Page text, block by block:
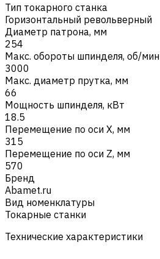
Тип токарного станка
Горизонтальный револьверный
Диаметр патрона, мм
254
Макс. обороты шпинделя, об/мин
3000
Макс. диаметр прутка, мм
66
Мощность шпинделя, кВт
18.5
Перемещение по оси X, мм
315
Перемещение по оси Z, мм
570
Бренд
Abamet.ru
Вид номенклатуры
Токарные станки
Технические характеристики